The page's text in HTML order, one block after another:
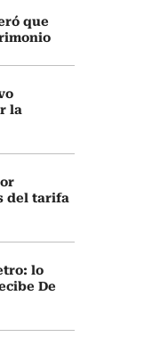
que
la
del tarifa
lo
De